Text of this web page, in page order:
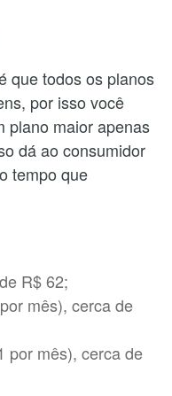
que todos os planos
por isso você
plano maior apenas
dá ao consumidor
tempo que
R$ 62;
mês), cerca de
por mês), cerca de